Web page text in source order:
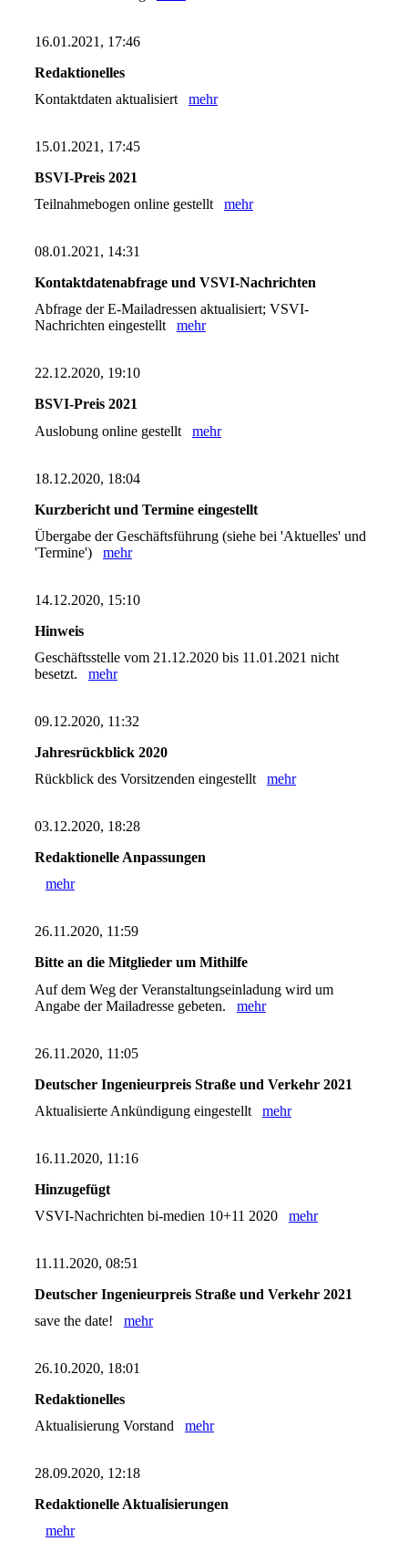
16.01.2021, 17:46
Redaktionelles
Kontaktdaten aktualisiert mehr
15.01.2021, 17:45
BSVI-Preis 2021
Teilnahmebogen online gestellt mehr
08.01.2021, 14:31
Kontaktdatenabfrage und VSVI-Nachrichten
Abfrage der E-Mailadressen aktualisiert; VSVI-
Nachrichten eingestellt mehr
22.12.2020, 19:10
BSVI-Preis 2021
Auslobung online gestellt mehr
18.12.2020, 18:04
Kurzbericht und Termine eingestellt
Übergabe der Geschäftsführung (siehe bei 'Aktuelles' und
'Termine') mehr
14.12.2020, 15:10
Hinweis
Geschäftsstelle vom 21.12.2020 bis 11.01.2021 nicht
besetzt. mehr
09.12.2020, 11:32
Jahresrückblick 2020
Rückblick des Vorsitzenden eingestellt mehr
03.12.2020, 18:28
Redaktionelle Anpassungen
mehr
26.11.2020, 11:59
Bitte an die Mitglieder um Mithilfe
Auf dem Weg der Veranstaltungseinladung wird um
Angabe der Mailadresse gebeten. mehr
26.11.2020, 11:05
Deutscher Ingenieurpreis Straße und Verkehr 2021
Aktualisierte Ankündigung eingestellt mehr
16.11.2020, 11:16
Hinzugefügt
VSVI-Nachrichten bi-medien 10+11 2020 mehr
11.11.2020, 08:51
Deutscher Ingenieurpreis Straße und Verkehr 2021
save the date! mehr
26.10.2020, 18:01
Redaktionelles
Aktualisierung Vorstand mehr
28.09.2020, 12:18
Redaktionelle Aktualisierungen
mehr